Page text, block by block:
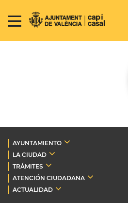
AYUNTAMIENTO
LA CIUDAD
TRÁMITES
ATENCIÓN CIUDADANA
ACTUALIDAD